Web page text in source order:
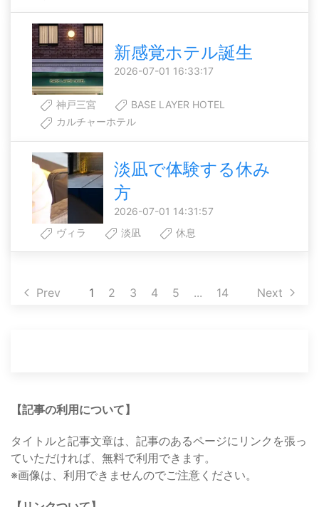
新感覚ホテル誕生
2026-07-01 16:33:17
神戸三宮
BASE LAYER HOTEL
カルチャーホテル
淡凪で体験する休み
方
2026-07-01 14:31:57
ヴィラ
淡凪 休息
Prev 1 2 3 4 5 ... 14 Next
【記事の利用について】
タイトルと記事文章は、記事のあるページにリンクを張っ
ていただければ、無料で利用できます。
※画像は、利用できませんのでご注意ください。